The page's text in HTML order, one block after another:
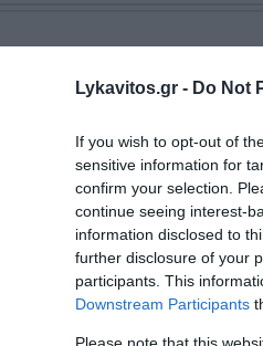
Lykavitos.gr - Do Not
If you wish to opt-out of
sensitive information for
confirm your selection.
continue seeing interest-
information disclosed to
further disclosure of your
participants. This
Downstream Participants
Please note that this
Εύβοια: Έφυγε